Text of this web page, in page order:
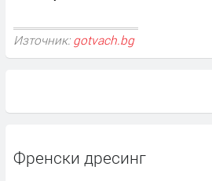
Източник: gotvach.bg
Френски дресинг